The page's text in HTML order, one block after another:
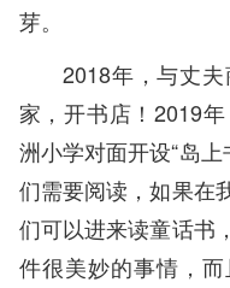
芽。
2018年，与丈
家，开书店！2019
洲小学对面开设“岛
们需要阅读，如果在
们可以进来读童话书
件很美妙的事情，